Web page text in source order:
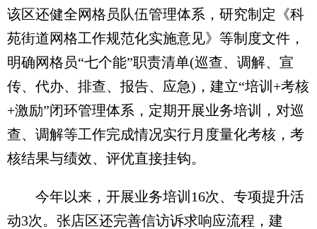
该区还健全网格员队伍管理体系，研究制定《科
苑街道网格工作规范化实施意见》等制度文件，
明确网格员“七个能”职责清单(巡查、调解、宣
传、代办、排查、报告、应急)，建立“培训+考核
+激励”闭环管理体系，定期开展业务培训，对巡
查、调解等工作完成情况实行月度量化考核，考
核结果与绩效、评优直接挂钩。
今年以来，开展业务培训16次、专项提升活
动3次。张店区还完善信访诉求响应流程，建